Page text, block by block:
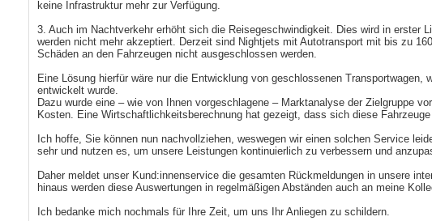
keine Infrastruktur mehr zur Verfügung.
3. Auch im Nachtverkehr erhöht sich die Reisegeschwindigkeit. Dies wird in erster
werden nicht mehr akzeptiert. Derzeit sind Nightjets mit Autotransport mit bis zu
Schäden an den Fahrzeugen nicht ausgeschlossen werden.
Eine Lösung hierfür wäre nur die Entwicklung von geschlossenen
entwickelt wurde.
Dazu wurde eine – wie von Ihnen vorgeschlagene – Marktanalyse der Zielgruppe
Kosten. Eine Wirtschaftlichkeitsberechnung hat gezeigt, dass sich diese
Ich hoffe, Sie können nun nachvollziehen, weswegen wir einen solchen Service
sehr und nutzen es, um unsere Leistungen kontinuierlich zu verbessern und
Daher meldet unser Kund:innenservice die gesamten Rückmeldungen in unsere
hinaus werden diese Auswertungen in regelmäßigen Abständen auch an meine
Ich bedanke mich nochmals für Ihre Zeit, um uns Ihr Anliegen zu schildern.